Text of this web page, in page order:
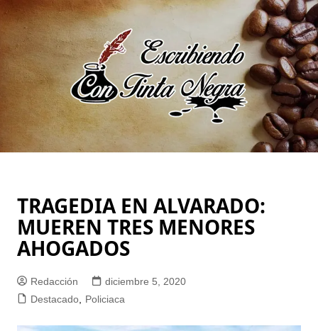
Saltar
al
contenido
TRAGEDIA EN ALVARADO:
MUEREN TRES MENORES
AHOGADOS
Redacción
diciembre 5, 2020
Destacado, Policiaca